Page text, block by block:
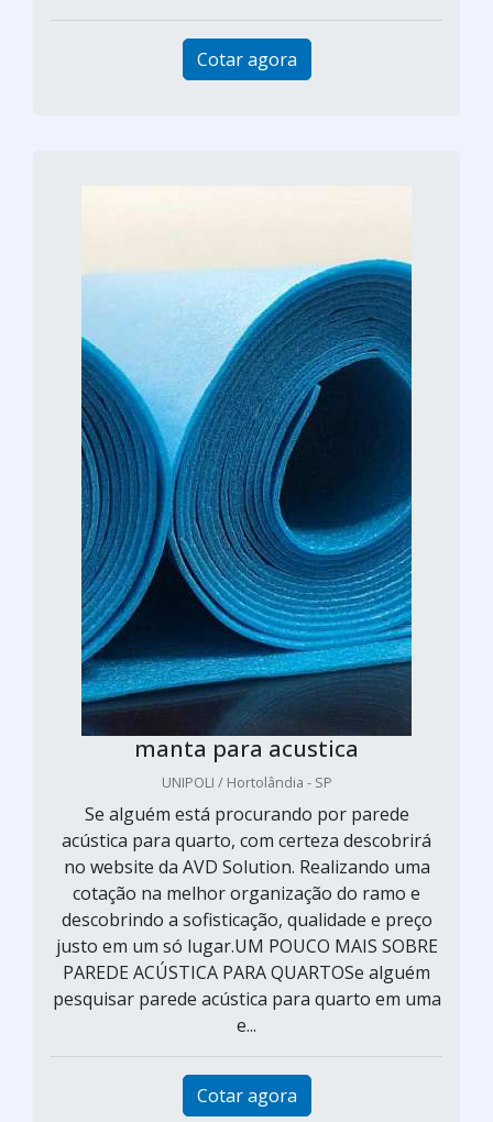
Cotar agora
manta para acustica
UNIPOLI / Hortolândia - SP
Se alguém está procurando por parede
acústica para quarto, com certeza descobrirá
no website da AVD Solution. Realizando uma
cotação na melhor organização do ramo e
descobrindo a sofisticação, qualidade e preço
justo em um só lugar.UM POUCO MAIS SOBRE
PAREDE ACÚSTICA PARA QUARTOSe alguém
pesquisar parede acústica para quarto em uma
e...
Cotar agora